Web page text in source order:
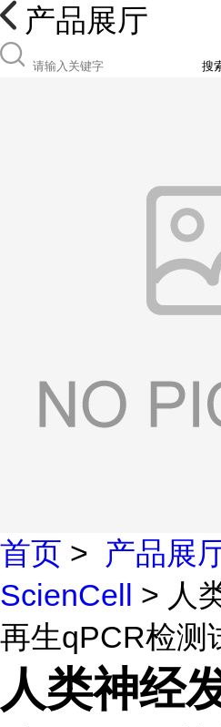
产品展厅
搜
首页 > 产品展
ScienCell > 人
再生qPCR检测
人类神经